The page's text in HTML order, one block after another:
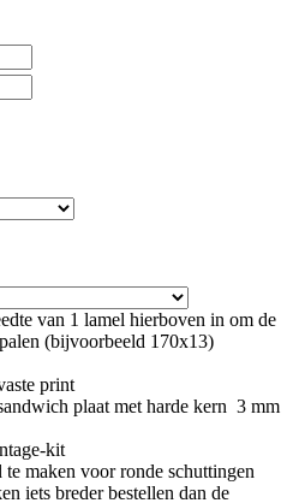
van 1 lamel hierboven in om de
(bijvoorbeeld 170x13)
print
plaat met harde kern 3 mm
kit
maken voor ronde schuttingen
iets breder bestellen dan de